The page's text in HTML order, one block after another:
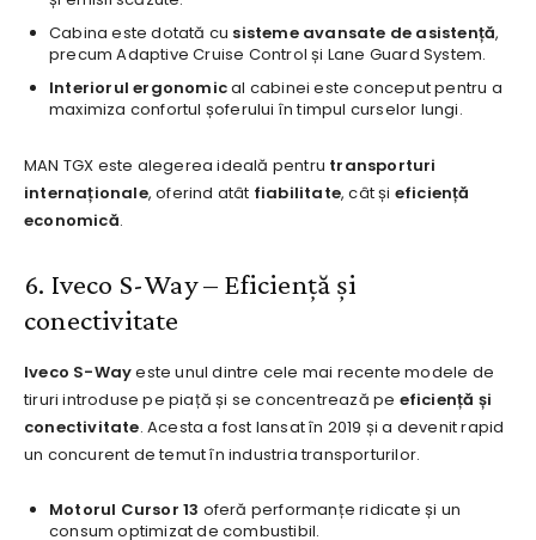
Cabina este dotată cu sisteme avansate de asistență,
precum Adaptive Cruise Control și Lane Guard System.
Interiorul ergonomical cabinei este conceput pentru a
maximiza confortul șoferului în timpul curselor lungi.
MAN TGX este alegerea ideală pentru transporturi
internaționale, oferind atât fiabilitate, cât și eficiență
economică.
6. Iveco S-Way – Eficiență și
conectivitate
Iveco S-Wayeste unul dintre cele mai recente modele de
tiruri introduse pe piață și se concentrează pe eficiență și
conectivitate. Acesta a fost lansat în 2019 și a devenit rapid
un concurent de temut în industria transporturilor.
Motorul Cursor 13 oferă performanțe ridicate și un
consum optimizat de combustibil.